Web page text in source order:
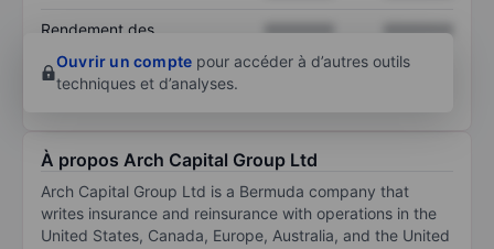
Rendement des
XXXXXXX
XXXXXXX
Ouvrir un compte pour accéder à d’autres outils
techniques et d’analyses.
À propos Arch Capital Group Ltd
Arch Capital Group Ltd is a Bermuda company that
writes insurance and reinsurance with operations in the
United States, Canada, Europe, Australia, and the United